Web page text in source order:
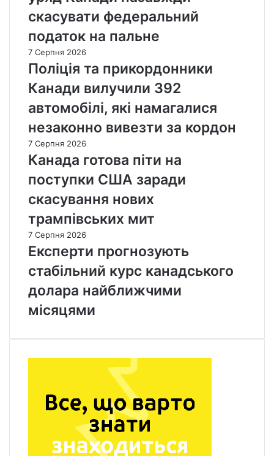
скасувати федеральний
податок на пальне
7 Серпня 2026
Поліція та прикордонники
Канади вилучили 392
автомобілі, які намагалися
незаконно вивезти за кордон
7 Серпня 2026
Канада готова піти на
поступки США заради
скасування нових
трампівських мит
7 Серпня 2026
Експерти прогнозують
стабільний курс канадського
долара найближчими
місяцями